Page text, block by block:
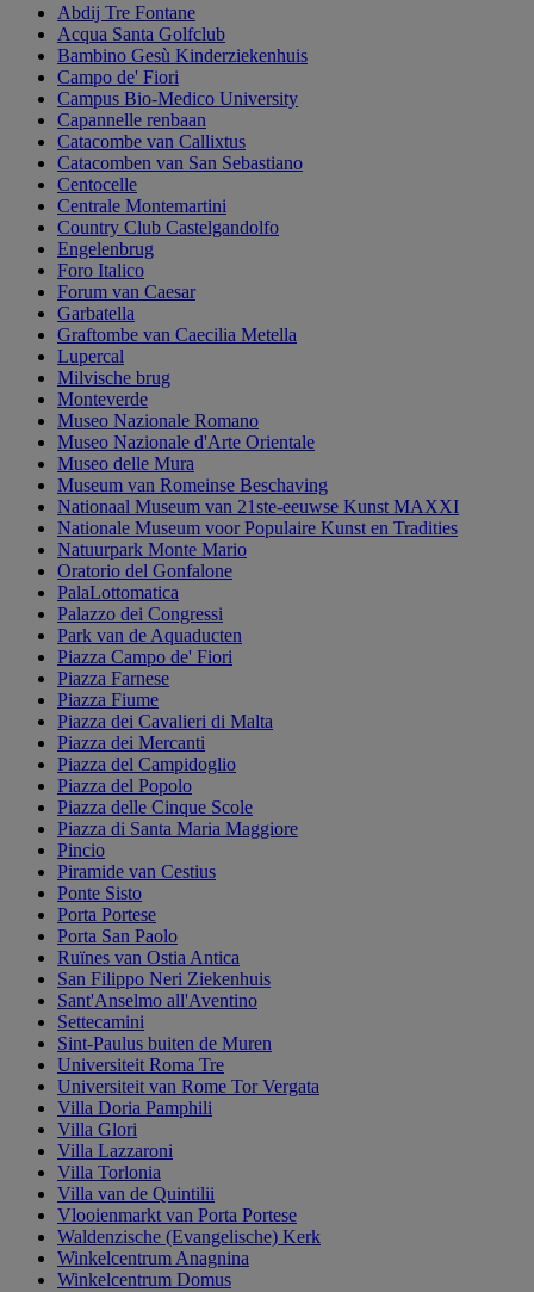
Abdij Tre Fontane
Acqua Santa Golfclub
Bambino Gesù Kinderziekenhuis
Campo de' Fiori
Campus Bio-Medico University
Capannelle renbaan
Catacombe van Callixtus
Catacomben van San Sebastiano
Centocelle
Centrale Montemartini
Country Club Castelgandolfo
Engelenbrug
Foro Italico
Forum van Caesar
Garbatella
Graftombe van Caecilia Metella
Lupercal
Milvische brug
Monteverde
Museo Nazionale Romano
Museo Nazionale d'Arte Orientale
Museo delle Mura
Museum van Romeinse Beschaving
Nationaal Museum van 21ste-eeuwse Kunst MAXXI
Nationale Museum voor Populaire Kunst en Tradities
Natuurpark Monte Mario
Oratorio del Gonfalone
PalaLottomatica
Palazzo dei Congressi
Park van de Aquaducten
Piazza Campo de' Fiori
Piazza Farnese
Piazza Fiume
Piazza dei Cavalieri di Malta
Piazza dei Mercanti
Piazza del Campidoglio
Piazza del Popolo
Piazza delle Cinque Scole
Piazza di Santa Maria Maggiore
Pincio
Piramide van Cestius
Ponte Sisto
Porta Portese
Porta San Paolo
Ruïnes van Ostia Antica
San Filippo Neri Ziekenhuis
Sant'Anselmo all'Aventino
Settecamini
Sint-Paulus buiten de Muren
Universiteit Roma Tre
Universiteit van Rome Tor Vergata
Villa Doria Pamphili
Villa Glori
Villa Lazzaroni
Villa Torlonia
Villa van de Quintilii
Vlooienmarkt van Porta Portese
Waldenzische (Evangelische) Kerk
Winkelcentrum Anagnina
Winkelcentrum Domus